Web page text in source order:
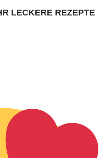
LECKERE REZEPTE